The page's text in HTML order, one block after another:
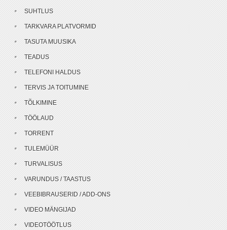
SUHTLUS
TARKVARA PLATVORMID
TASUTA MUUSIKA
TEADUS
TELEFONI HALDUS
TERVIS JA TOITUMINE
TÕLKIMINE
TÖÖLAUD
TORRENT
TULEMÜÜR
TURVALISUS
VARUNDUS / TAASTUS
VEEBIBRAUSERID / ADD-ONS
VIDEO MÄNGIJAD
VIDEOTÖÖTLUS